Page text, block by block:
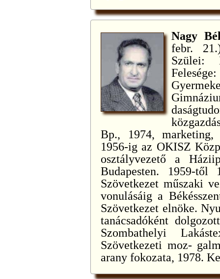
Nagy
febr.
Szülei:
Bp., 1974,
1956-ig az OKISZ
osztályvezető a
Budapesten. 1959-
Szövetkezet műszaki
vonulásáig a
Szövetkezet elnöke.
tanácsadóként
Szombathelyi
Szövetkezeti moz-
arany fokozata, 1978.